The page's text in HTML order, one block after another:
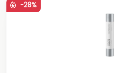
-28%